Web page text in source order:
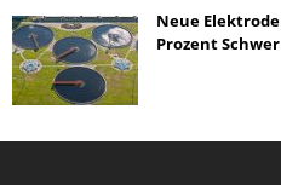
Neue
Prozent